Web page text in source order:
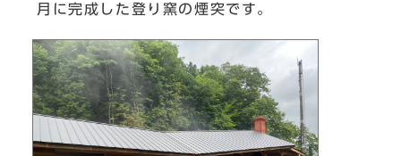
月に完成した登り窯の煙突です。